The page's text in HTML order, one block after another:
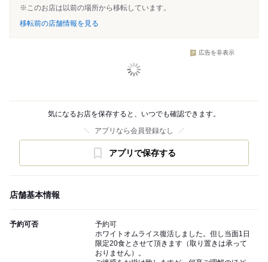
※このお店は以前の場所から移転しています。
移転前の店舗情報を見る
広告を非表示
気になるお店を保存すると、いつでも確認できます。
アプリなら会員登録なし
アプリで保存する
店舗基本情報
予約可否
予約可
ホワイトオムライス復活しました。但し当面1日
限定20食とさせて頂きます（取り置きは承って
おりません）。